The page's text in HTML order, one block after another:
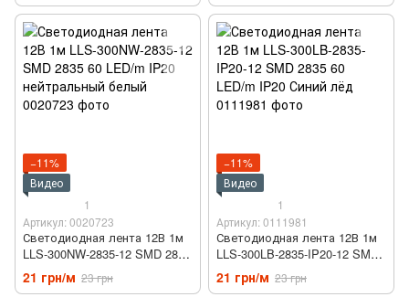
−11%
Видео
1
Артикул: 0020723
Светодиодная лента 12В 1м
LLS-300NW-2835-12 SMD 2835
60 LED/m IP20 нейтральный
белый
21 грн/м 23 грн
−11%
Видео
1
Артикул: 0111981
Светодиодная лента 12В 1м
LLS-300LB-2835-IP20-12 SMD
2835 60 LED/m IP20 Синий
лёд
21 грн/м 23 грн